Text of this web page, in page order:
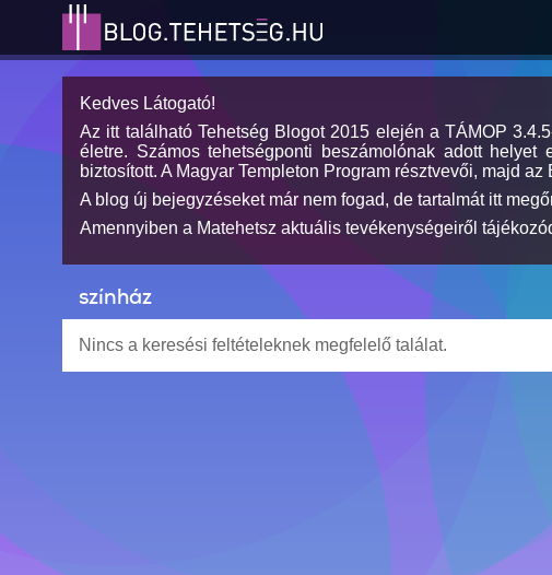
Kedves Látogató!
Az itt található Tehetség Blogot 2015 elején a TÁMOP
életre. Számos tehetségponti beszámolónak adott
biztosított. A Magyar Templeton Program résztvevői, majd
A blog új bejegyzéseket már nem fogad, de tartalmát itt
Amennyiben a Matehetsz aktuális tevékenységeiről
színház
Nincs a keresési feltételeknek megfelelő találat.